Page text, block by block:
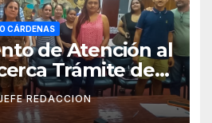
CÁRDENAS
de Atención al
Trámite de
de Lázaro
REDACCION